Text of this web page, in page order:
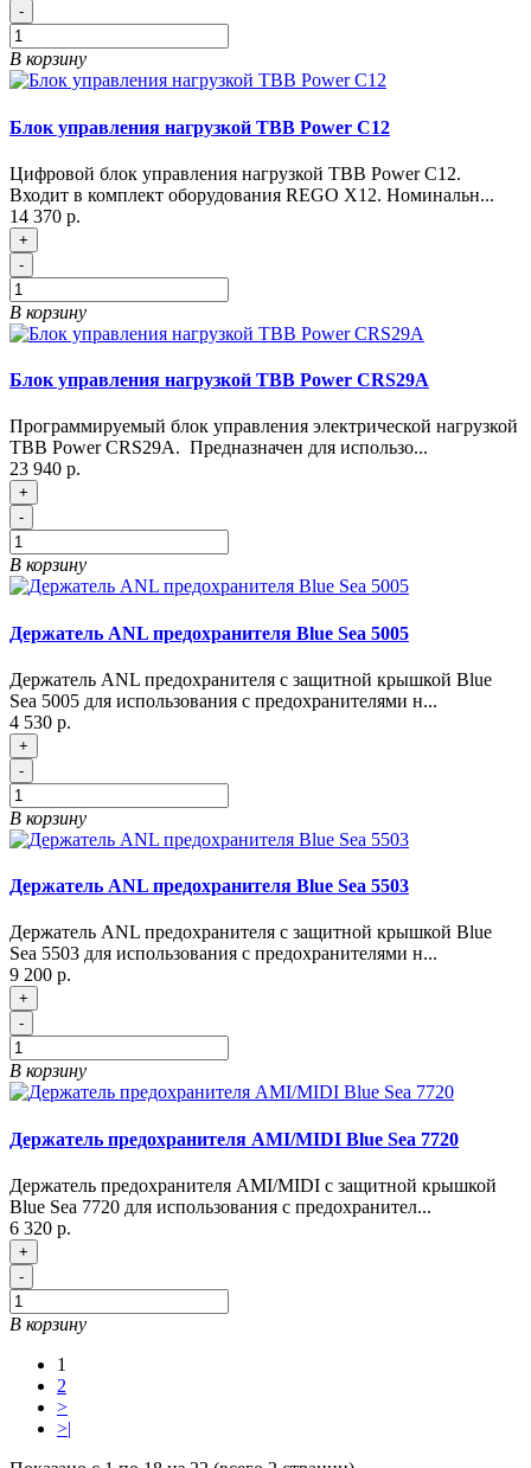
-
В корзину
Блок управления нагрузкой TBB Power C12
Цифровой блок управления нагрузкой TBB Power C12.
Входит в комплект оборудования REGO X12. Номинальн...
14 370 р.
+
-
В корзину
Блок управления нагрузкой TBB Power CRS29A
Программируемый блок управления электрической нагрузкой
TBB Power CRS29A. Предназначен для использо...
23 940 р.
+
-
В корзину
Держатель ANL предохранителя Blue Sea 5005
Держатель ANL предохранителя с защитной крышкой Blue
Sea 5005 для использования с предохранителями н...
4 530 р.
+
-
В корзину
Держатель ANL предохранителя Blue Sea 5503
Держатель ANL предохранителя с защитной крышкой Blue
Sea 5503 для использования с предохранителями н...
9 200 р.
+
-
В корзину
Держатель предохранителя AMI/MIDI Blue Sea 7720
Держатель предохранителя AMI/MIDI с защитной крышкой
Blue Sea 7720 для использования с предохранител...
6 320 р.
+
-
В корзину
1
2
>
>|